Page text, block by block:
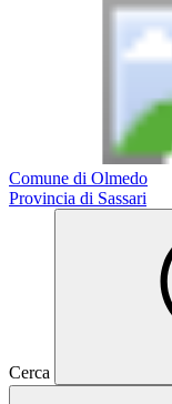
Comune di Olmedo
Provincia di Sassari
Cerca